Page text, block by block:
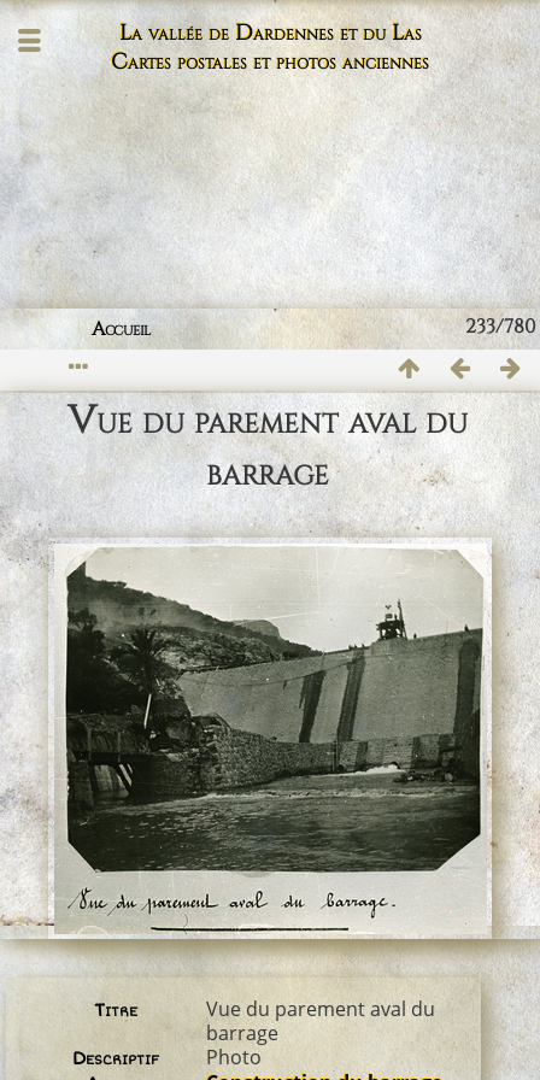
La vallée de Dardennes et du Las
Cartes postales et photos anciennes
233/780
Accueil
Vue du parement aval du
barrage
Titre
Vue du parement aval du
barrage
Descriptif Photo